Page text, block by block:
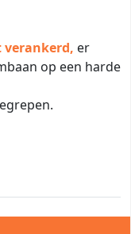
er
op een harde